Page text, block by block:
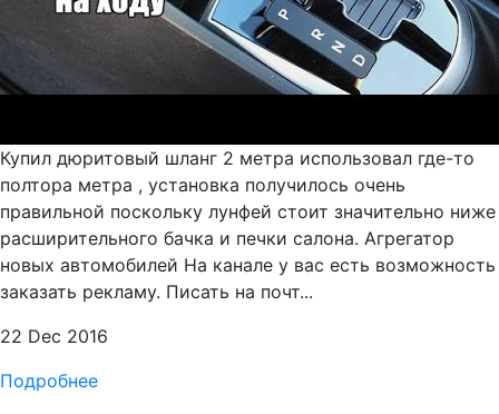
Купил дюритовый шланг 2 метра использовал где-то
полтора метра , установка получилось очень
правильной поскольку лунфей стоит значительно ниже
расширительного бачка и печки салона. Агрегатор
новых автомобилей На канале у вас есть возможность
заказать рекламу. Писать на почт...
22 Dec 2016
Подробнее